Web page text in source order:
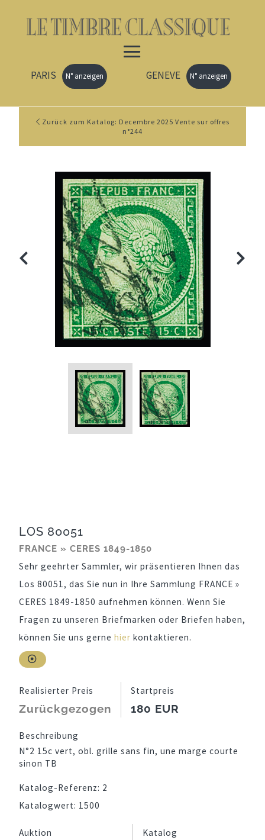
PARIS N° anzeigen GENEVE N° anzeigen
Zurück zum Katalog: Decembre 2025 Vente sur offres
n°244
LOS 80051
FRANCE » CERES 1849-1850
Sehr geehrter Sammler, wir präsentieren Ihnen das
Los 80051, das Sie nun in Ihre Sammlung FRANCE »
CERES 1849-1850 aufnehmen können. Wenn Sie
Fragen zu unseren Briefmarken oder Briefen haben,
können Sie uns gerne hier kontaktieren.
Realisierter Preis
Zurückgezogen
Startpreis
180 EUR
Beschreibung
N°2 15c vert, obl. grille sans fin, une marge courte
sinon TB
Katalog-Referenz: 2
Katalogwert: 1500
Auktion
Katalog